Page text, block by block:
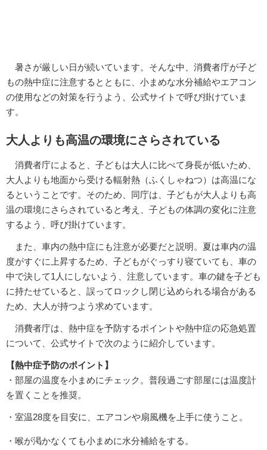
暑さが厳しい日が続いています。そんな中、消費者庁が子ど
もの熱中症に注意するとともに、小まめな水分補給やエアコン
の使用などの対策を行うよう、公式サイトで呼び掛けていま
す。
大人よりも高温の環境にさらされている
消費者庁によると、子どもは大人に比べて身長が低いため、
大人よりも地面から受ける輻射熱（ふくしゃねつ）は高温にな
るということです。そのため、同庁は、子どもが大人よりも高
温の環境にさらされていると考え、子どもの体調の変化に注意
するよう、呼び掛けています。
また、車内の熱中症にも注意が必要だと説明。夏は車内の温
度がすぐに上昇するため、子どもがぐっすり寝ていても、車の
中で決して1人にしないよう、注意しています。車の鍵を子ども
に持たせていると、誤ってロックし閉じ込められる場合がある
ため、大人が持つよう求めています。
消費者庁は、熱中症を予防するポイントや熱中症の応急処置
について、公式サイトで次のように紹介しています。
【熱中症予防のポイント】
・部屋の温度を小まめにチェック。普段過ごす部屋には温度計
を置くことを推奨。
・室温28度を目安に、エアコンや扇風機を上手に使うこと。
・喉が渇かなくても小まめに水分補給をする。